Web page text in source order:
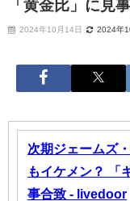
「黄金比」に見
2024年10月14日 2024年
次期ジェームズ
もイケメン？ 「
事合致 - livedoor